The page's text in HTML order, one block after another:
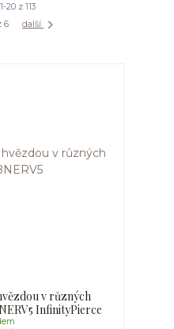
20 z 113
6 další
v různých
InfinityPierce